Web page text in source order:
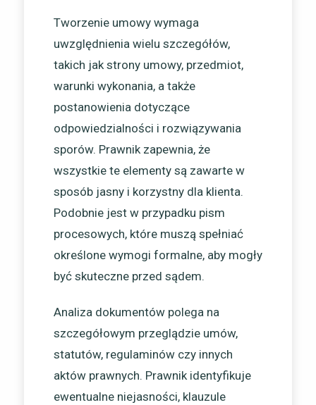
Tworzenie umowy wymaga
uwzględnienia wielu szczegółów,
takich jak strony umowy, przedmiot,
warunki wykonania, a także
postanowienia dotyczące
odpowiedzialności i rozwiązywania
sporów. Prawnik zapewnia, że
wszystkie te elementy są zawarte w
sposób jasny i korzystny dla klienta.
Podobnie jest w przypadku pism
procesowych, które muszą spełniać
określone wymogi formalne, aby mogły
być skuteczne przed sądem.
Analiza dokumentów polega na
szczegółowym przeglądzie umów,
statutów, regulaminów czy innych
aktów prawnych. Prawnik identyfikuje
ewentualne niejasności, klauzule